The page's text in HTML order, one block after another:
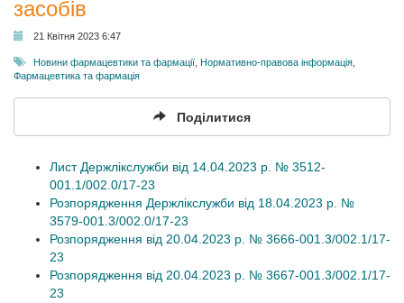
засобів
21 Квітня 2023 6:47
Новини фармацевтики та фармації Нормативно-правова інформація
Фармацевтика та фармація
Поділитися
Лист Держлікслужби від 14.04.2023 р. № 3512-
001.1/002.0/17-23
Розпорядження Держлікслужби від 18.04.2023 р. №
3579-001.3/002.0/17-23
Розпорядження від 20.04.2023 р. № 3666-001.3/002.1/17-
23
Розпорядження від 20.04.2023 р. № 3667-001.3/002.1/17-
23